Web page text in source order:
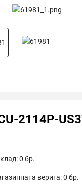
2114P-
0 бр.
верига:0 бр.